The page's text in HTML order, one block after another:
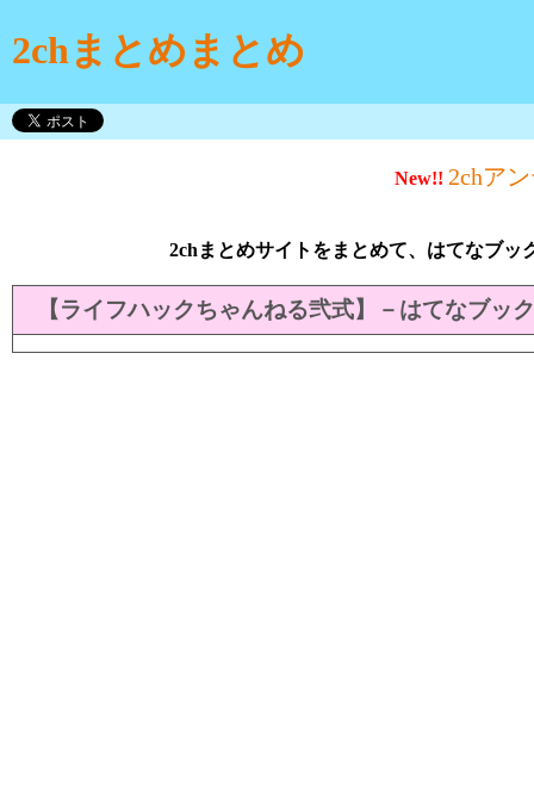
2chまとめまとめ
New!! 2chア
2chまとめサイトをまとめて、はてなブッ
【ライフハックちゃんねる弐式】－はてなブッ